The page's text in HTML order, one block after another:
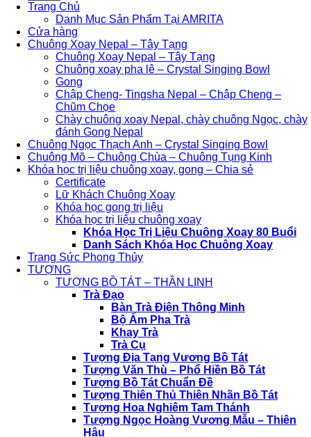
Trang Chủ
Danh Mục Sản Phẩm Tại AMRITA
Cửa hàng
Chuông Xoay Nepal – Tây Tạng
Chuông Xoay Nepal – Tây Tạng
Chuông xoay pha lê – Crystal Singing Bowl
Gong
Chập Cheng- Tingsha Nepal – Chập Cheng –
Chũm Chọe
Chày chuông xoay Nepal, chày chuông Ngọc, chày
đánh Gong Nepal
Chuông Ngọc Thạch Anh – Crystal Singing Bowl
Chuông Mõ – Chuông Chùa – Chuông Tụng Kinh
Khóa học trị liệu chuông xoay, gong – Chia sẻ
Certificate
Lữ Khách Chuông Xoay
Khóa học gong trị liệu
Khóa học trị liệu chuông xoay
Khóa Học Trị Liệu Chuông Xoay 80 Buổi
Danh Sách Khóa Học Chuông Xoay
Trang Sức Phong Thủy
TƯỢNG
TƯỢNG BỒ TÁT – THẦN LINH
Trà Đạo
Bàn Trà Điện Thông Minh
Bộ Ấm Pha Trà
Khay Trà
Trà Cụ
Tượng Địa Tạng Vương Bồ Tát
Tượng Văn Thù – Phổ Hiền Bồ Tát
Tượng Bồ Tát Chuẩn Đề
Tượng Thiên Thủ Thiên Nhãn Bồ Tát
Tượng Hoa Nghiêm Tam Thánh
Tượng Ngọc Hoàng Vương Mẫu – Thiên
Hậu